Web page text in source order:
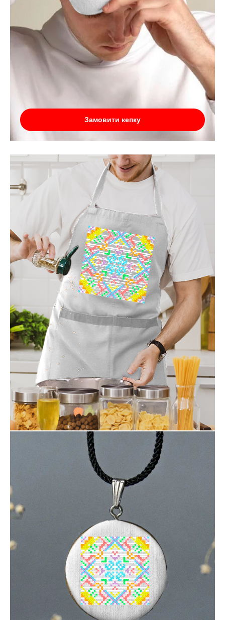
Замовити кепку